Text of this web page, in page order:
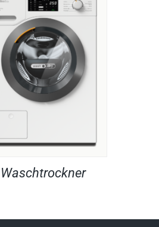
Waschtrockner